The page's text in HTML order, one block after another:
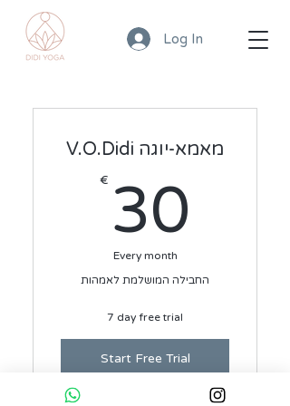
Log In
V.O.Didi מאמא-יוגה
€ 30
Every month
החבילה המושלמת לאמהות
7 day free trial
Start Free Trial